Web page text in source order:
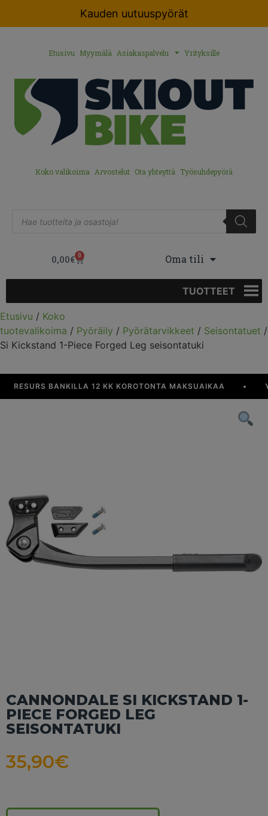
Kauden uutuuspyörät
Etusivu Myymälä Asiakaspalvelu Yrityksille
Koko valikoima Arvostelut Ota yhteyttä Työsuhdepyörä
0,00€ 0 Oma tili
TUOTTEET
Etusivu / Koko
tuotevalikoima / Pyöräily / Pyörätarvikkeet / Seisontatuet
Si Kickstand 1-Piece Forged Leg seisontatuki
RESURS BANKILLA 12 KK KOROTONTA MAKSUAIKAA
CANNONDALE SI KICKSTAND 1-
PIECE FORGED LEG
SEISONTATUKI
35,90€